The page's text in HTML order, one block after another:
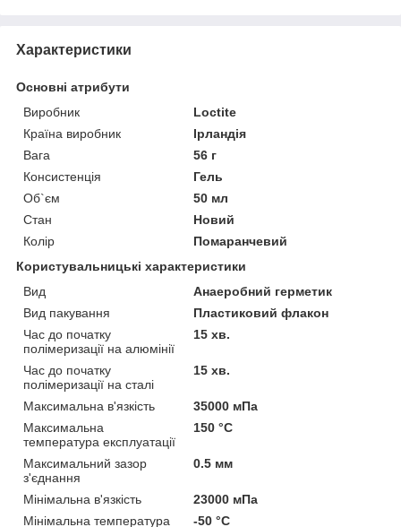
Характеристики
Основні атрибути
Виробник
Loctite
Країна виробник
Ірландія
Вага
56 г
Консистенція
Гель
Об`єм
50 мл
Стан
Новий
Колір
Помаранчевий
Користувальницькі характеристики
Вид
Анаеробний герметик
Вид пакування
Пластиковий флакон
Час до початку
полімеризації на алюмінії
15 хв.
Час до початку
полімеризації на сталі
15 хв.
Максимальна в'язкість
35000 мПа
Максимальна
температура експлуатації
150 °С
Максимальний зазор
з'єднання
0.5 мм
Мінімальна в'язкість
23000 мПа
Мінімальна температура
-50 °С